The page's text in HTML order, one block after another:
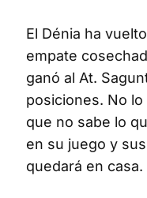
El Dénia ha
empate
ganó al At.
posiciones. No
que no sabe lo
en su juego y
quedará en casa.